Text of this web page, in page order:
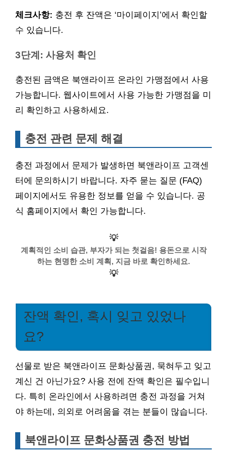
체크사항: 충전 후 잔액은 ‘마이페이지’에서 확인할
수 있습니다.
3단계: 사용처 확인
충전된 금액은 북앤라이프 온라인 가맹점에서 사용
가능합니다. 웹사이트에서 사용 가능한 가맹점을 미
리 확인하고 사용하세요.
충전 관련 문제 해결
충전 과정에서 문제가 발생하면 북앤라이프 고객센
터에 문의하시기 바랍니다. 자주 묻는 질문 (FAQ)
페이지에서도 유용한 정보를 얻을 수 있습니다. 공
식 홈페이지에서 확인 가능합니다.
💡
계획적인 소비 습관, 부자가 되는 첫걸음! 용돈으로 시작
하는 현명한 소비 계획, 지금 바로 확인하세요.
💡
잔액 확인, 혹시 잊고 있었나
요?
선물로 받은 북앤라이프 문화상품권, 묵혀두고 잊고
계신 건 아닌가요? 사용 전에 잔액 확인은 필수입니
다. 특히 온라인에서 사용하려면 충전 과정을 거쳐
야 하는데, 의외로 어려움을 겪는 분들이 많습니다.
북앤라이프 문화상품권 충전 방법